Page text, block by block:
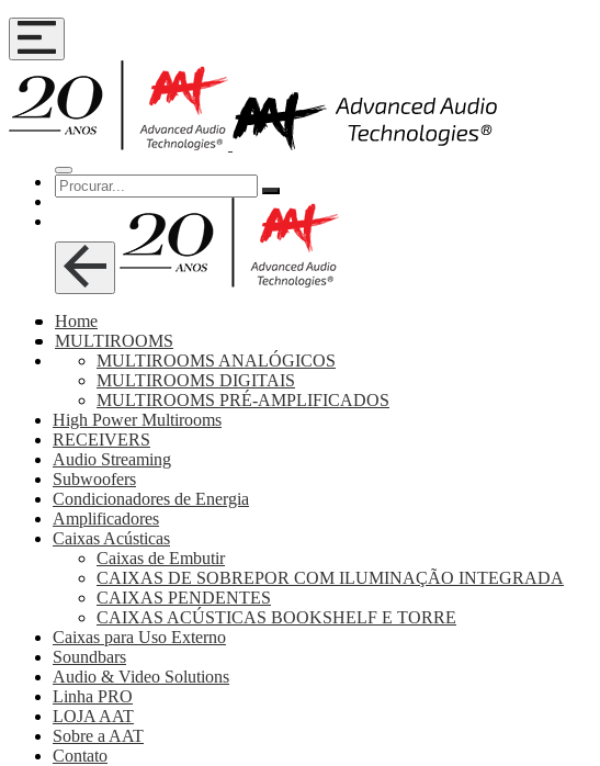
Home
MULTIROOMS
MULTIROOMS ANALÓGICOS
MULTIROOMS DIGITAIS
MULTIROOMS PRÉ-AMPLIFICADOS
High Power Multirooms
RECEIVERS
Audio Streaming
Subwoofers
Condicionadores de Energia
Amplificadores
Caixas Acústicas
Caixas de Embutir
CAIXAS DE SOBREPOR COM ILUMINAÇÃO INTEGRADA
CAIXAS PENDENTES
CAIXAS ACÚSTICAS BOOKSHELF E TORRE
Caixas para Uso Externo
Soundbars
Audio & Video Solutions
Linha PRO
LOJA AAT
Sobre a AAT
Contato